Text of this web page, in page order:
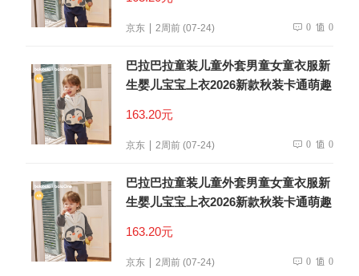
京东 2周前 (07-24) 0 0
巴拉巴拉童装儿童外套男童女童衣服新
生婴儿宝宝上衣2026新款秋装卡通萌趣
163.20元
京东 2周前 (07-24) 0 0
巴拉巴拉童装儿童外套男童女童衣服新
生婴儿宝宝上衣2026新款秋装卡通萌趣
163.20元
京东 2周前 (07-24) 0 0